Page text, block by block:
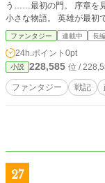
う……最初の門。 序章を
小さな物語。 英雄が最初で最大の絶望を味わうまでの物語 「0章 地獄に至る
まで」を、どうぞご堪能く
ファンタジー 連載中 長
24h.ポイント 0pt
小説 228,585 位 /
ファンタジー 戦記
27